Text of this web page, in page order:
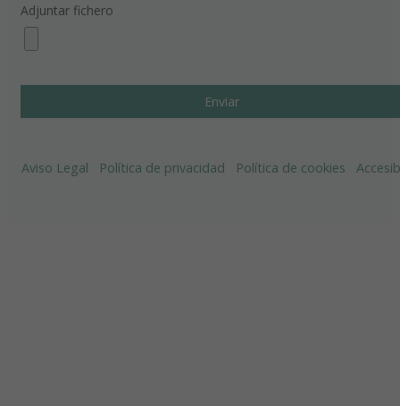
Adjuntar fichero
Aviso Legal Política de privacidad Política de cookies